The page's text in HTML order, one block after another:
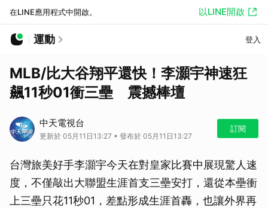
在LINE應用程式中開啟。 以LINE開啟
運動 登入
MLB/比大谷翔平還快！李灝宇神速狂
飆11秒01衝三壘 震撼棒壇
中天電視台
更新於 05月11日13:27 • 發布於 05月11日13:27
訂閱
台灣旅美好手李灝宇今天在對皇家比賽中展現驚人速
度，不僅敲出大聯盟生涯首支三壘安打，還從本壘衝
上三壘只花11秒01，差點形成生涯首轟，也讓外界再